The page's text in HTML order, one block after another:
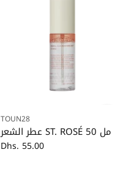
كمية TOUN28
عطر الشعر ST. ROSÉ 50 مل
Dhs. 55.00